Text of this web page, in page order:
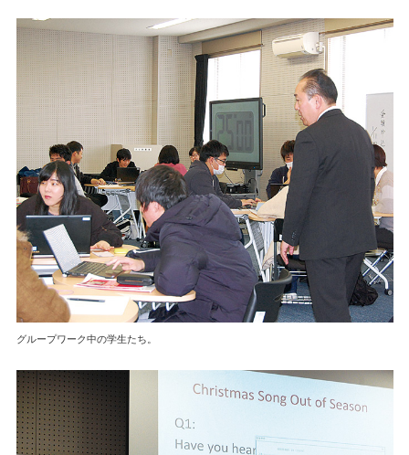
グループワーク中の学生たち。